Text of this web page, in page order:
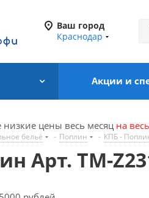
Ваш город
Краснодар
Акции и
цены весь месяц на
бельё - Поплин - КПБ -
Арт. TM-